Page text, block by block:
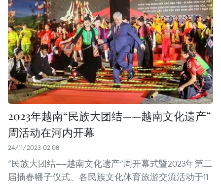
2023年越南“民族大团结——越南文化遗产”
周活动在河内开幕
24/11/2023 02:08
“民族大团结——越南文化遗产”周开幕式暨2023年第二
届插春幡子仪式、各民族文化体育旅游交流活动于11